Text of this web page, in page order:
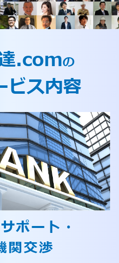
.comの
ビス内容
ポート・
関交渉